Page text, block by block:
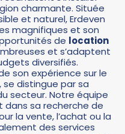
charmante. Située
et naturel, Erdeven
magnifiques et son
de location
et s’adaptent
diversifiés.
son expérience sur le
distingue par sa
secteur. Notre équipe
sa recherche de
la vente, l’achat ou la
des services